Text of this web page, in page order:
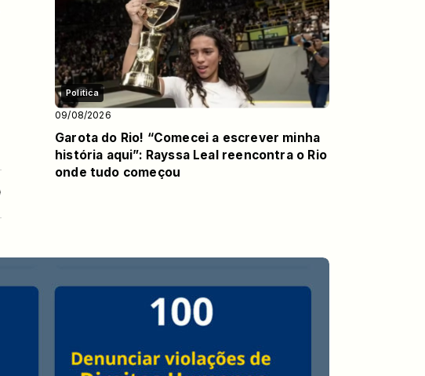
Politica
09/08/2026
Garota do Rio! “Comecei a escrever minha
história aqui”: Rayssa Leal reencontra o Rio
onde tudo começou